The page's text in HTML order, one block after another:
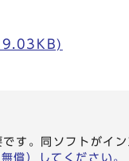
。同ソフトがイン
）してください。